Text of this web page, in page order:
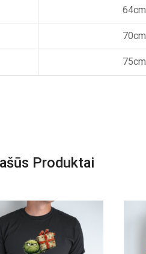
64cm
70cm
75cm
Produktai